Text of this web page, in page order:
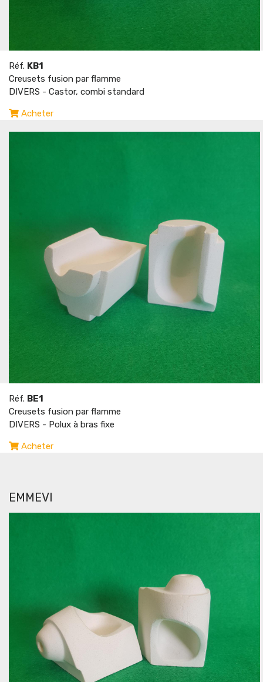
Réf. KB1
Creusets fusion par flamme
DIVERS - Castor, combi standard
Acheter
Réf. BE1
Creusets fusion par flamme
DIVERS - Polux à bras fixe
Acheter
EMMEVI